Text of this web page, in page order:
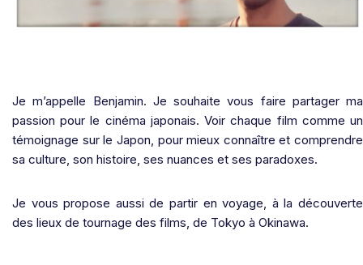
Je m’appelle Benjamin. Je souhaite vous faire partager ma
passion pour le cinéma japonais. Voir chaque film comme un
témoignage sur le Japon, pour mieux connaître et comprendre
sa culture, son histoire, ses nuances et ses paradoxes.
Je vous propose aussi de partir en voyage, à la découverte
des lieux de tournage des films, de Tokyo à Okinawa.